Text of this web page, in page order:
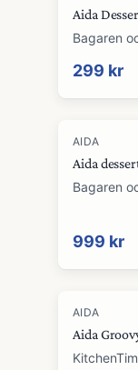
Aida
Bagaren
299 kr
AIDA
Aida
Bagaren
999 kr
-35 %
AIDA
Aida